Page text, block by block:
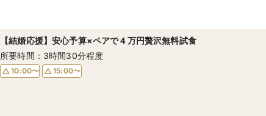
10:00〜 15:00〜
【結婚応援】安心予算×ペアで４万円贅沢無料試食
所要時間：3時間30分程度
10:00〜 15:00〜